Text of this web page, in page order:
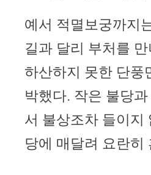
예서 적멸보궁까지
길과 달리 부처를
하산하지 못한 단풍
박했다. 작은 불당
서 불상조차 들이지
당에 매달려 요란히